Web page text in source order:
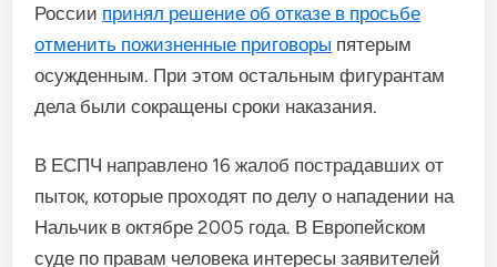
России принял решение об отказе в просьбе
отменить пожизненные приговоры пятерым
осужденным. При этом остальным фигурантам
дела были сокращены сроки наказания.
В ЕСПЧ направлено 16 жалоб пострадавших от
пыток, которые проходят по делу о нападении на
Нальчик в октябре 2005 года. В Европейском
суде по правам человека интересы заявителей